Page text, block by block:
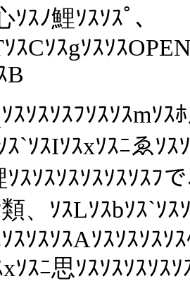
ｿｽﾉ鯉ｿｽｿｽﾟ、
ｽCｿｽgｿｽｿｽ
B
ｽｿｽｿｽﾌｿｽｿｽmｿｽ
ｽ`ｿｽIｿｽxｿｽﾆゑｿｽ
ｿｽｿｽｿｽｿｽｿｽｿｽﾌ
、ｿｽLｿｽbｿｽ`ｿ
ｽｿｽｿｽAｿｽｿｽｿｽｿ
ｿｽﾆ思ｿｽｿｽｿｽｿｽ